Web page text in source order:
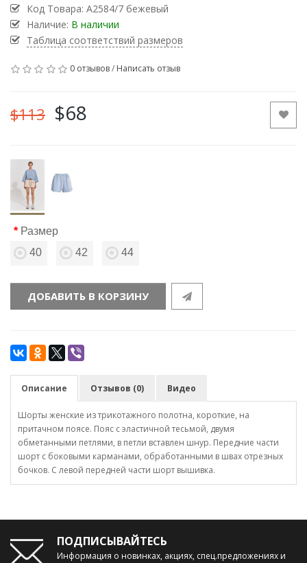
Код Товара: А2584/7 бежевый
Наличие: В наличии
Таблица соответствий размеров
0 отзывов/ Написать отзыв
$113 $68
Размер
40
42 44
ДОБАВИТЬ В КОРЗИНУ
Описание Отзывов (0) Видео
Шорты женские из трикотажного полотна, короткие, на
притачном поясе. Пояс с эластичной тесьмой, двумя
обметанными петлями, в петли вставлен шнур. Передние части
шорт с боковыми карманами, обработанными в швах отрезных
бочков. С левой передней части шорт вышивка.
ПОДПИСЫВАЙТЕСЬ
Информация о новинках, акциях, спец.предложениях и